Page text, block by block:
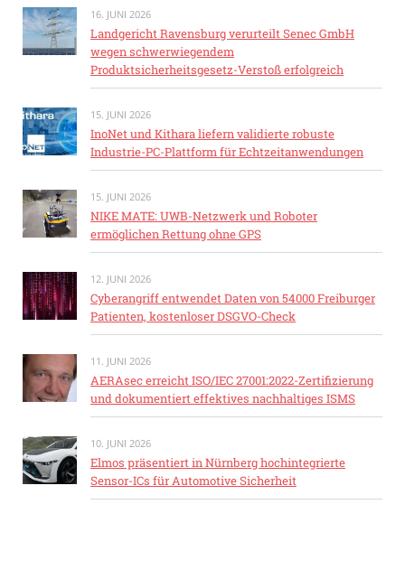
16. JUNI 2026
Landgericht Ravensburg verurteilt Senec GmbH
wegen schwerwiegendem
Produktsicherheitsgesetz-Verstoß erfolgreich
15. JUNI 2026
InoNet und Kithara liefern validierte robuste
Industrie-PC-Plattform für Echtzeitanwendungen
15. JUNI 2026
NIKE MATE: UWB-Netzwerk und Roboter
ermöglichen Rettung ohne GPS
12. JUNI 2026
Cyberangriff entwendet Daten von 54000 Freiburger
Patienten, kostenloser DSGVO-Check
11. JUNI 2026
AERAsec erreicht ISO/IEC 27001:2022-Zertifizierung
und dokumentiert effektives nachhaltiges ISMS
10. JUNI 2026
Elmos präsentiert in Nürnberg hochintegrierte
Sensor-ICs für Automotive Sicherheit